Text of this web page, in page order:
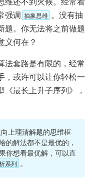
维还不到火候。经常看
强调 抽象思维 。没有抽
题。你无法将之前做题
义何在？
法套路是有限的，经常
，或许可以让你轻松一
最长上升子序列》，
上理清解题的思维框
的解法都不是最优的，
你想看最优解，可以直
系列 。